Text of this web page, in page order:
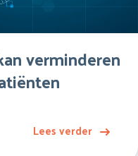
verminderen
Lees verder